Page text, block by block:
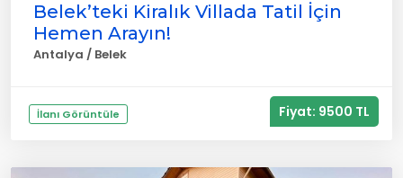
Belek’teki Kiralık Villada Tatil İçin
Hemen Arayın!
Antalya / Belek
İlanı Görüntüle Fiyat: 9500 TL